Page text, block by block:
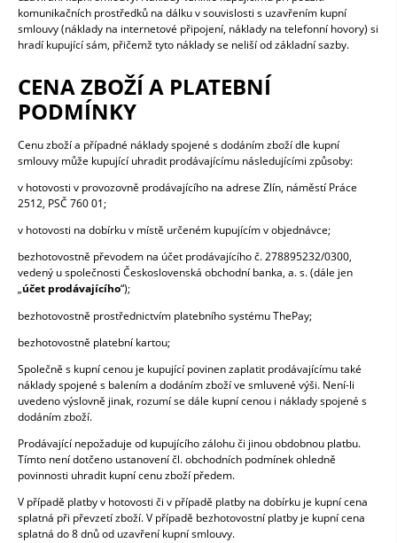
komunikačních prostředků na dálku v souvislosti s uzavřením kupní
smlouvy (náklady na internetové připojení, náklady na telefonní hovory) si
hradí kupující sám, přičemž tyto náklady se neliší od základní sazby.
CENA ZBOŽÍ A PLATEBNÍ
PODMÍNKY
Cenu zboží a případné náklady spojené s dodáním zboží dle kupní
smlouvy může kupující uhradit prodávajícímu následujícími způsoby:
v hotovosti v provozovně prodávajícího na adrese Zlín, náměstí Práce
2512, PSČ 760 01;
v hotovosti na dobírku v místě určeném kupujícím v objednávce;
bezhotovostně převodem na účet prodávajícího č. 278895232/0300,
vedený u společnosti Československá obchodní banka, a. s. (dále jen
„účet prodávajícího“);
bezhotovostně prostřednictvím platebního systému ThePay;
bezhotovostně platební kartou;
Společně s kupní cenou je kupující povinen zaplatit prodávajícímu také
náklady spojené s balením a dodáním zboží ve smluvené výši. Není-li
uvedeno výslovně jinak, rozumí se dále kupní cenou i náklady spojené s
dodáním zboží.
Prodávající nepožaduje od kupujícího zálohu či jinou obdobnou platbu.
Tímto není dotčeno ustanovení čl. obchodních podmínek ohledně
povinnosti uhradit kupní cenu zboží předem.
V případě platby v hotovosti či v případě platby na dobírku je kupní cena
splatná při převzetí zboží. V případě bezhotovostní platby je kupní cena
splatná do 8 dnů od uzavření kupní smlouvy.